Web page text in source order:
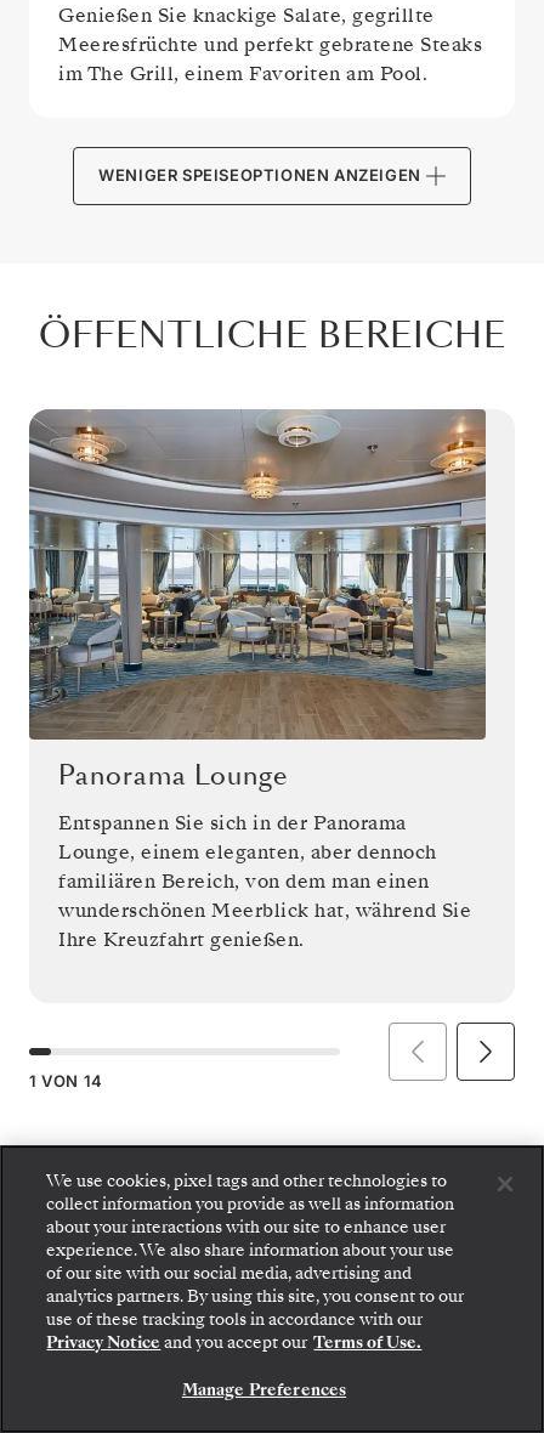
Genießen Sie knackige Salate, gegrillte
Meeresfrüchte und perfekt gebratene Steaks
im The Grill, einem Favoriten am Pool.
WENIGER SPEISEOPTIONEN ANZEIGEN
ÖFFENTLICHE BEREICHE
Panorama Lounge
Entspannen Sie sich in der Panorama
Lounge, einem eleganten, aber dennoch
familiären Bereich, von dem man einen
wunderschönen Meerblick hat, während Sie
Ihre Kreuzfahrt genießen.
1 VON 14
We use cookies, pixel tags and other technologies to
collect information you provide as well as information
about your interactions with our site to enhance user
experience. We also share information about your use
of our site with our social media, advertising and
analytics partners. By using this site, you consent to our
use of these tracking tools in accordance with our
Privacy Notice and you accept our Terms of Use.
Manage Preferences